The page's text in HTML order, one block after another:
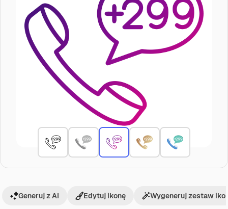
Generuj z AI Edytuj ikonę Wygeneruj zestaw